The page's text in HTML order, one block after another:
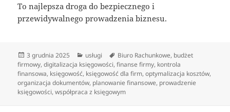
To najlepsza droga do bezpiecznego i
przewidywalnego prowadzenia biznesu.
Data
publikacji
3 grudnia 2025 Kategorie
usługi Tagi
Biuro Rachunkowe, budżet
firmowy,digitalizacja księgowości,finanse firmy, kontrola
finansowa, księgowość, księgowość dla firm,optymalizacja kosztów,
organizacja dokumentów, planowanie finansowe, prowadzenie
księgowości,współpraca z księgowym